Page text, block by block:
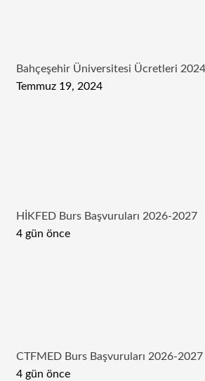
Bahçeşehir Üniversitesi Ücretleri
Temmuz 19, 2024
HİKFED Burs Başvuruları 2026-2027
4 gün önce
CTFMED Burs Başvuruları 2026-2027
4 gün önce